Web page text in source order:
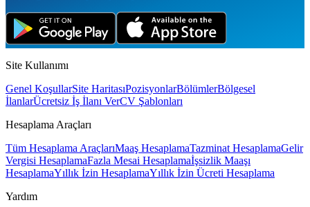
Site Kullanımı
Genel KoşullarSite HaritasıPozisyonlarBölümlerBölgesel
İlanlarÜcretsiz İş İlanı VerCV Şablonları
Hesaplama Araçları
Tüm Hesaplama AraçlarıMaaş HesaplamaTazminat HesaplamaGelir
Vergisi HesaplamaFazla Mesai Hesaplamaİşsizlik Maaşı
HesaplamaYıllık İzin HesaplamaYıllık İzin Ücreti Hesaplama
Yardım